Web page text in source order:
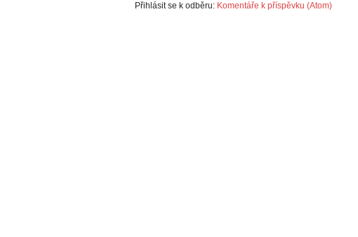
Přihlásit se k odběru: Komentáře k příspěvku (Atom)